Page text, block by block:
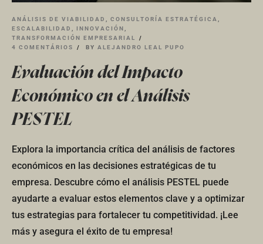
ANÁLISIS DE VIABILIDAD , CONSULTORÍA ESTRATÉGICA,
ESCALABILIDAD , INNOVACIÓN,
TRANSFORMACIÓN EMPRESARIAL
4 COMENTÁRIOS
BY ALEJANDRO LEAL PUPO
Evaluación del Impacto
Económico en el Análisis
PESTEL
Explora la importancia crítica del análisis de factores
económicos en las decisiones estratégicas de tu
empresa. Descubre cómo el análisis PESTEL puede
ayudarte a evaluar estos elementos clave y a optimizar
tus estrategias para fortalecer tu competitividad. ¡Lee
más y asegura el éxito de tu empresa!